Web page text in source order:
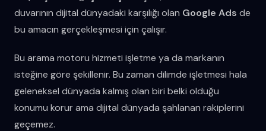
duvarının dijital dünyadaki karşılığı olan Google Ads de
bu amacın gerçekleşmesi için çalışır.
Bu arama motoru hizmeti işletme ya da markanın
isteğine göre şekillenir. Bu zaman dilimde işletmesi hala
geleneksel dünyada kalmış olan biri belki olduğu
konumu korur ama dijital dünyada şahlanan rakiplerini
geçemez.